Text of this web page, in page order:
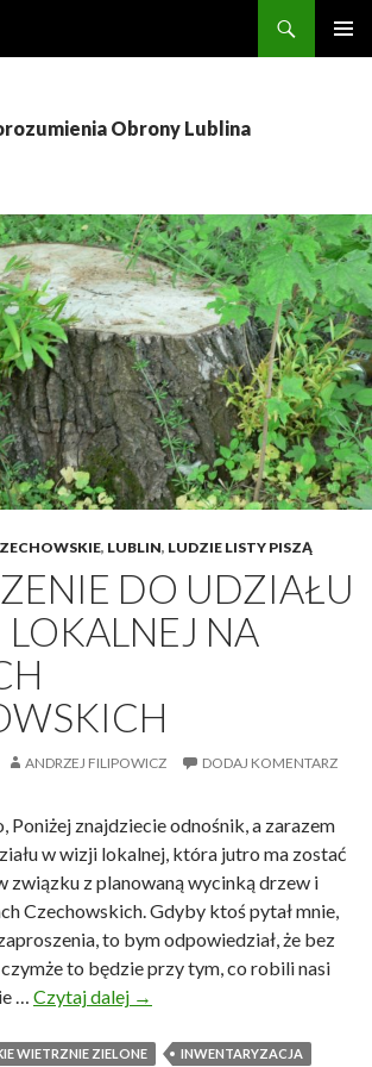
Obrony Lublina
, LUBLIN, LUDZIE LISTY PISZĄ
DO UDZIAŁU
NA
ANDRZEJ FILIPOWICZ DODAJ KOMENTARZ
Poniżej znajdziecie odnośnik, a zarazem
w wizji lokalnej, która jutro ma zostać
związku z planowaną wycinką drzew i
Czechowskich. Gdyby ktoś pytał mnie,
to bym odpowiedział, że bez
to będzie przy tym, co robili nasi
… Czytaj dalej Z
p
→
WIETRZNIE ZIELONE
INWENTARYZACJA